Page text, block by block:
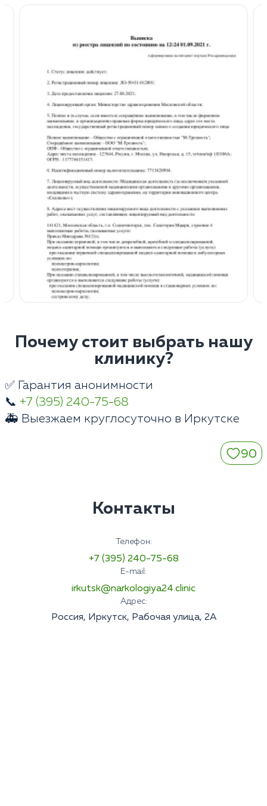
Почему стоит выбрать нашу
клинику?
✅ Гарантия анонимности
📞 +7 (395) 240-75-68
🚑 Выезжаем круглосуточно в Иркутске
90
Контакты
Телефон:
+7 (395) 240-75-68
E-mail:
irkutsk@narkologiya24.clinic
Адрес:
Россия, Иркутск, Рабочая улица, 2А